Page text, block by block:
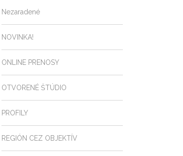
Nezaradené
NOVINKA!
ONLINE PRENOSY
OTVORENÉ ŠTÚDIO
PROFILY
REGIÓN CEZ OBJEKTÍV